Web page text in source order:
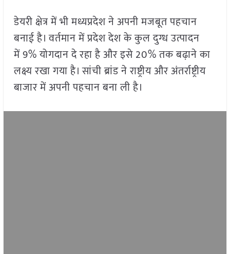
डेयरी क्षेत्र में भी मध्यप्रदेश ने अपनी मजबूत पहचान
बनाई है। वर्तमान में प्रदेश देश के कुल दुग्ध उत्पादन
में 9% योगदान दे रहा है और इसे 20% तक बढ़ाने का
लक्ष्य रखा गया है। सांची ब्रांड ने राष्ट्रीय और अंतर्राष्ट्रीय
बाजार में अपनी पहचान बना ली है।